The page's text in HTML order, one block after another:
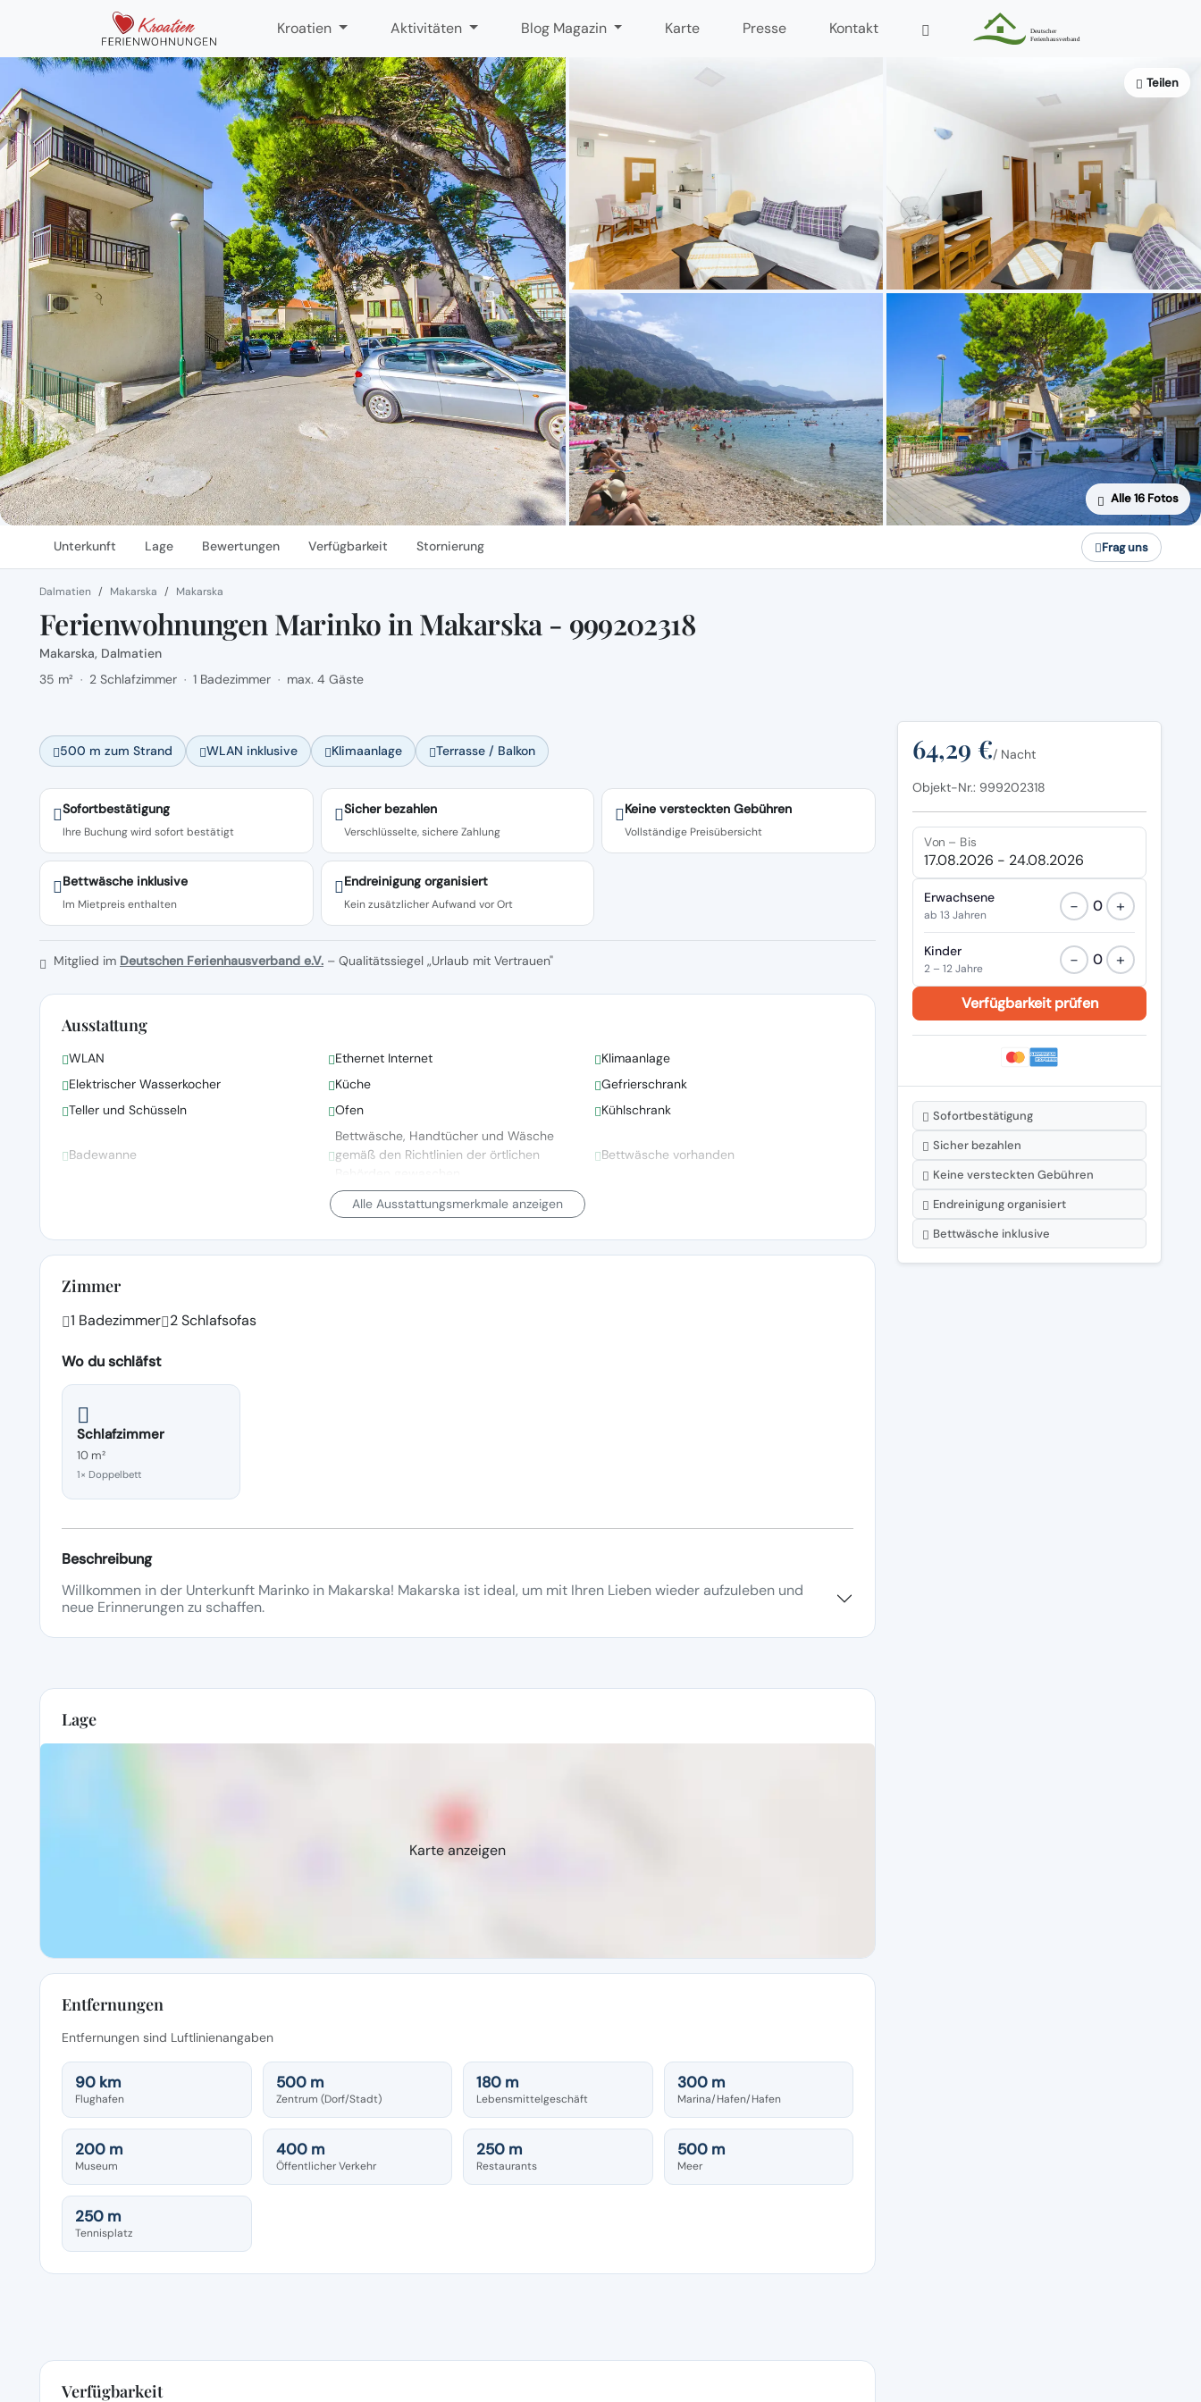
Kroatien Aktivitäten Blog Magazin Karte Presse Kontakt
Teilen
Alle 16 Fotos
Unterkunft Lage Bewertungen Verfügbarkeit Stornierung Frag uns
Dalmatien Makarska Makarska
Ferienwohnungen Marinko in Makarska - 999202318
Makarska, Dalmatien
35 m² · 2 Schlafzimmer · 1 Badezimmer · max. 4 Gäste
500 m zum Strand WLAN inklusive Klimaanlage Terrasse / Balkon
Sofortbestätigung
Ihre Buchung wird sofort bestätigt
Sicher bezahlen
Verschlüsselte, sichere Zahlung
Keine versteckten Gebühren
Vollständige Preisübersicht
Bettwäsche inklusive
Im Mietpreis enthalten
Endreinigung organisiert
Kein zusätzlicher Aufwand vor Ort
Mitglied im Deutschen Ferienhausverband e.V. – Qualitätssiegel „Urlaub mit Vertrauen"
Ausstattung
WLAN Ethernet Internet
Klimaanlage
Elektrischer Wasserkocher
Küche
Gefrierschrank
Teller und Schüsseln
Ofen Kühlschrank
Badewanne
Bettwäsche, Handtücher und Wäsche
gemäß den Richtlinien der örtlichen
Bettwäsche vorhanden
Alle Ausstattungsmerkmale anzeigen
Zimmer
1 Badezimmer 2 Schlafsofas
Wo du schläfst
Schlafzimmer
10 m²
1× Doppelbett
Beschreibung
Willkommen in der Unterkunft Marinko in Makarska! Makarska ist ideal, um mit Ihren Lieben wieder aufzuleben und
neue Erinnerungen zu schaffen.
Lage
Karte anzeigen
Entfernungen
Entfernungen sind Luftlinienangaben
90 km
Flughafen
500 m
Zentrum (Dorf/Stadt)
180 m
Lebensmittelgeschäft
300 m
Marina/Hafen/Hafen
200 m
Museum
400 m
Öffentlicher Verkehr
250 m
Restaurants
500 m
Meer
250 m
Tennisplatz
Verfügbarkeit
64,29 €/ Nacht
Objekt-Nr.: 999202318
Von – Bis
Erwachsene
ab 13 Jahren − 0 +
Kinder
2 – 12 Jahre − 0 +
Sofortbestätigung
Sicher bezahlen
Keine versteckten Gebühren
Endreinigung organisiert
Bettwäsche inklusive